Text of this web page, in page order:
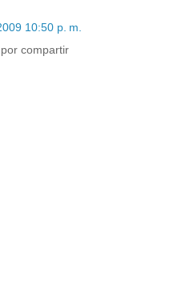
10:50 p. m.
compartir